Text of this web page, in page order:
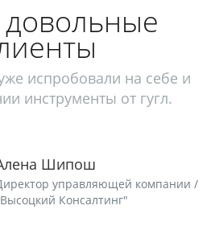
испробовали на себе и
инструменты от гугл.
Шипош
управляющей компании /
Консалтинг"